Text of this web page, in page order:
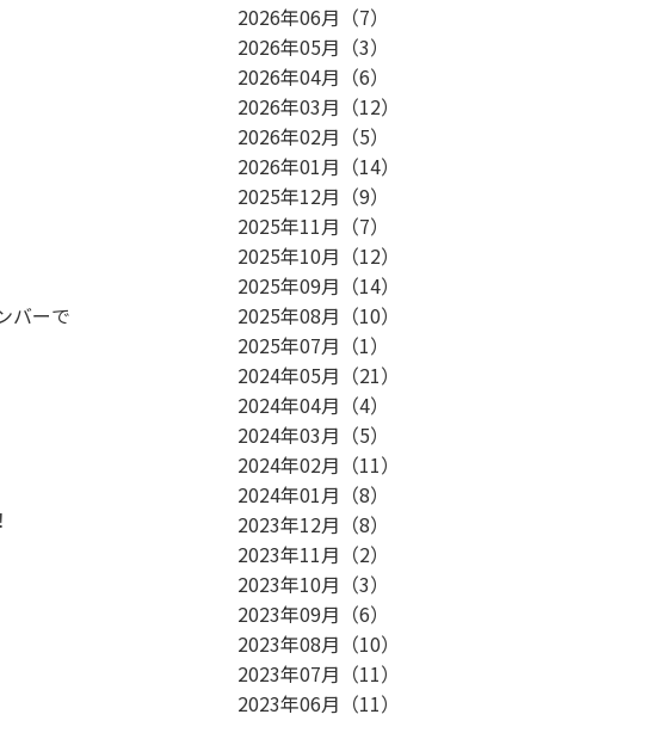
バーで
2026年06月 （7）
2026年05月 （3）
2026年04月 （6）
2026年03月 （12）
2026年02月 （5）
2026年01月 （14）
2025年12月 （9）
2025年11月 （7）
2025年10月 （12）
2025年09月 （14）
2025年08月 （10）
2025年07月 （1）
2024年05月 （21）
2024年04月 （4）
2024年03月 （5）
2024年02月 （11）
2024年01月 （8）
2023年12月 （8）
2023年11月 （2）
2023年10月 （3）
2023年09月 （6）
2023年08月 （10）
2023年07月 （11）
2023年06月 （11）